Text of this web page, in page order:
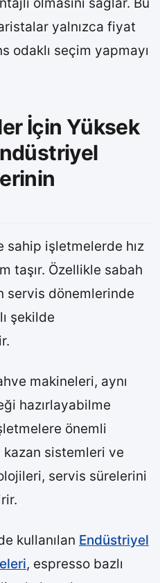
yalnızca fiyat
odaklı seçim yapmayı
İçin Yüksek
işletmelerde hız
taşır. Özellikle sabah
servis dönemlerinde
şekilde
makineleri, aynı
hazırlayabilme
önemli
sistemleri ve
servis sürelerini
kullanılan Endüstriyel
, espresso bazlı